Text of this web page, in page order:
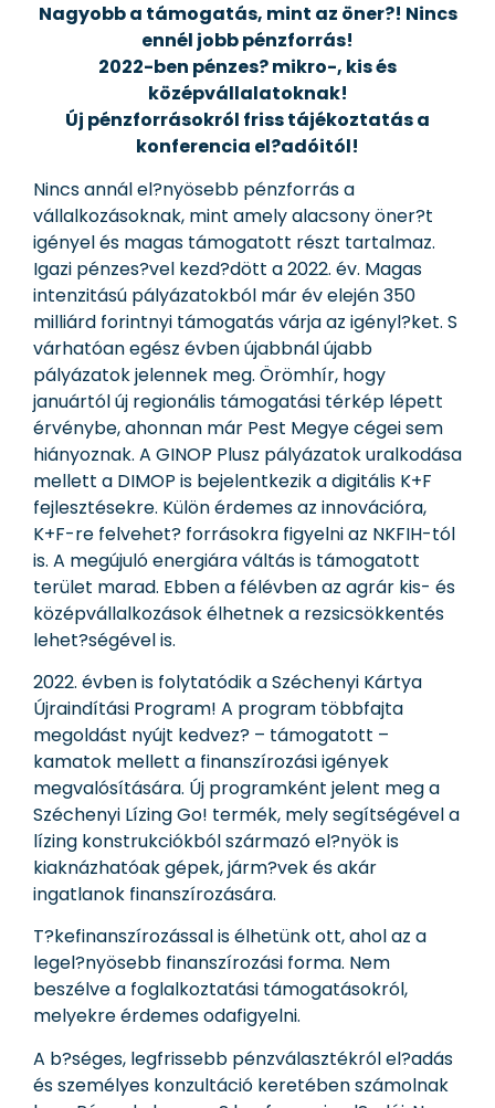
Nagyobb a támogatás, mint az öner?! Nincs
ennél jobb pénzforrás!
2022-ben pénzes? mikro-, kis és
középvállalatoknak!
Új pénzforrásokról friss tájékoztatás a
konferencia el?adóitól!
Nincs annál el?nyösebb pénzforrás a
vállalkozásoknak, mint amely alacsony öner?t
igényel és magas támogatott részt tartalmaz.
Igazi pénzes?vel kezd?dött a 2022. év. Magas
intenzitású pályázatokból már év elején 350
milliárd forintnyi támogatás várja az igényl?ket. S
várhatóan egész évben újabbnál újabb
pályázatok jelennek meg. Örömhír, hogy
januártól új regionális támogatási térkép lépett
érvénybe, ahonnan már Pest Megye cégei sem
hiányoznak. A GINOP Plusz pályázatok uralkodása
mellett a DIMOP is bejelentkezik a digitális K+F
fejlesztésekre. Külön érdemes az innovációra,
K+F-re felvehet? forrásokra figyelni az NKFIH-tól
is. A megújuló energiára váltás is támogatott
terület marad. Ebben a félévben az agrár kis- és
középvállalkozások élhetnek a rezsicsökkentés
lehet?ségével is.
2022. évben is folytatódik a Széchenyi Kártya
Újraindítási Program! A program többfajta
megoldást nyújt kedvez? – támogatott –
kamatok mellett a finanszírozási igények
megvalósítására. Új programként jelent meg a
Széchenyi Lízing Go! termék, mely segítségével a
lízing konstrukciókból származó el?nyök is
kiaknázhatóak gépek, járm?vek és akár
ingatlanok finanszírozására.
T?kefinanszírozással is élhetünk ott, ahol az a
legel?nyösebb finanszírozási forma. Nem
beszélve a foglalkoztatási támogatásokról,
melyekre érdemes odafigyelni.
A b?séges, legfrissebb pénzválasztékról el?adás
és személyes konzultáció keretében számolnak